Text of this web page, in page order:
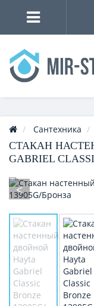
Сантехника
СТАКАН
GABRIEL